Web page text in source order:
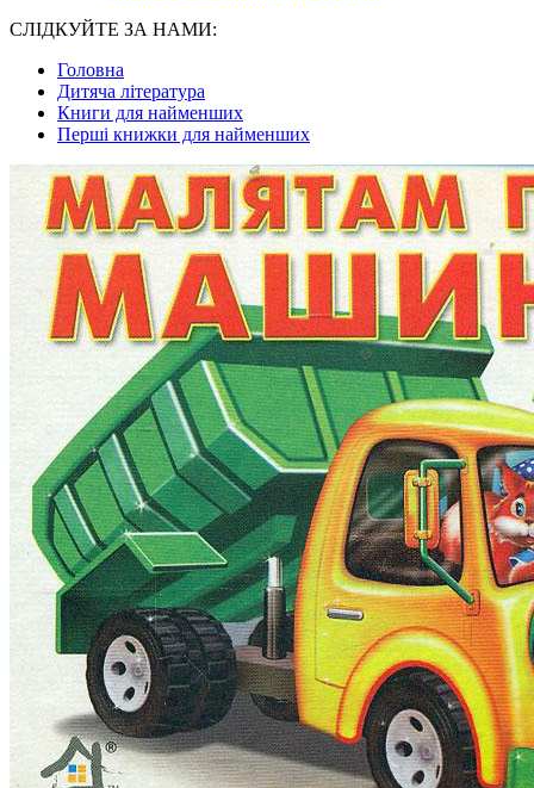
СЛІДКУЙТЕ ЗА НАМИ:
Головна
Дитяча література
Книги для найменших
Перші книжки для найменших